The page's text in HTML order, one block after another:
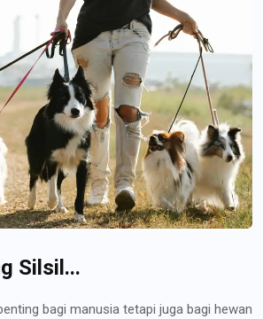
Silsil...
bagi manusia tetapi juga bagi hewan